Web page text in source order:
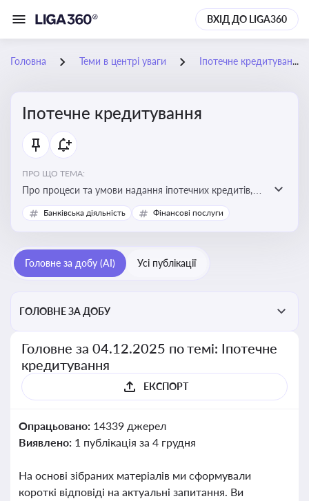
ВХІД ДО LIGA360
Головна Теми в центрі уваги Іпотечне кредитування
Іпотечне кредитування
ПРО ЩО ТЕМА:
Про процеси та умови надання іпотечних кредитів,
зміни у законодавстві та тенденції на ринку житла
Банківська діяльність Фінансові послуги
Головне за добу (AI) Усі публікації
ГОЛОВНЕ ЗА ДОБУ
Головне за 04.12.2025 по темі: Іпотечне
кредитування
ЕКСПОРТ
Опрацьовано: 14339 джерел
Виявлено: 1 публікація за 4 грудня
На основі зібраних матеріалів ми сформували
короткі відповіді на актуальні запитання. Ви